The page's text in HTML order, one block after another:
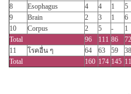
8
Esophagus 4 4 1 5
9
Brain 2 3 1 6
10
Corpus 2 5 - 1
Total
96 111 86 72
11
โรคอื่น ๆ 64 63 59 38
Total
160 174 145